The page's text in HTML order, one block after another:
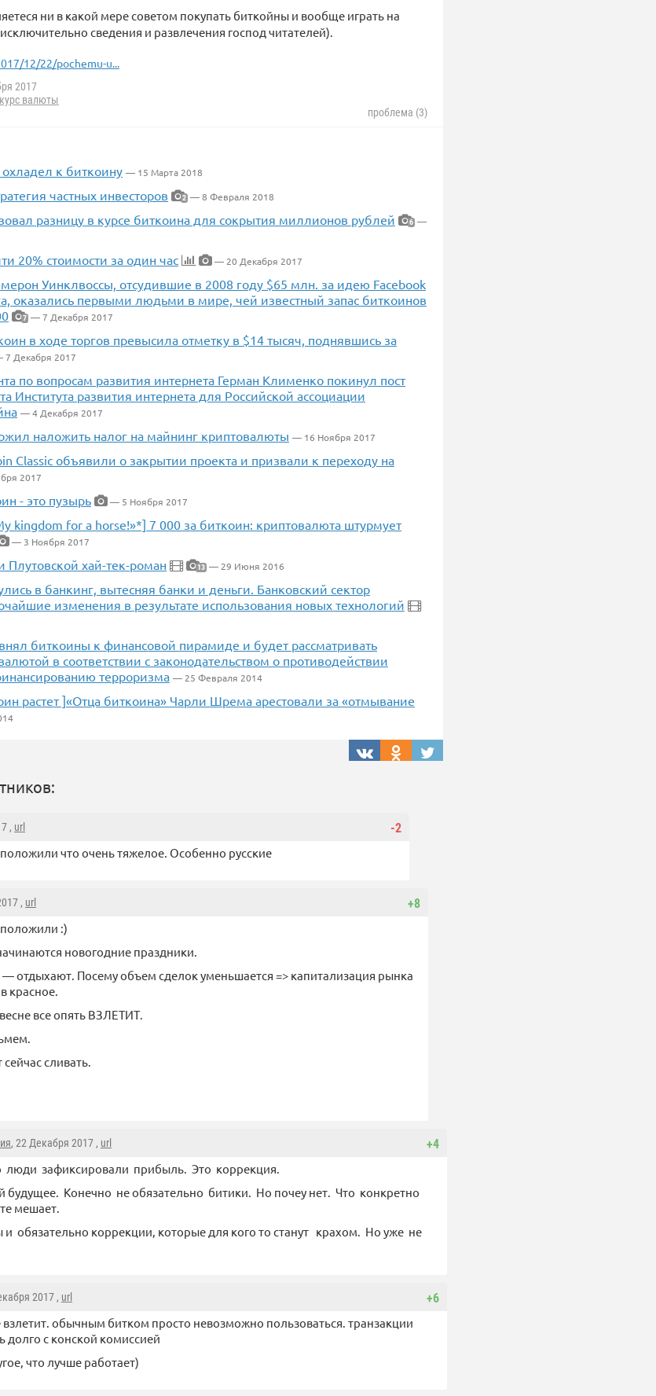
ни в какой мере советом покупать биткойны и вообще играть на
сведения и развлечения господ читателей).
12/22/pochemu-u...
2017
курс валюты
проблема (3)
к биткоину — 15 Марта 2018
частных инвесторов 2 — 8 Февраля 2018
разницу в курсе биткоина для сокрытия миллионов рублей 6 —
20% стоимости за один час
— 20 Декабря 2017
Уинклвоссы, отсудившие в 2008 году $65 млн. за идею Facebook
оказались первыми людьми в мире, чей известный запас биткоинов
7 — 7 Декабря 2017
в ходе торгов превысила отметку в $14 тысяч, поднявшись за
7 Декабря 2017
по вопросам развития интернета Герман Клименко покинул пост
Института развития интернета для Российской ассоциации
— 4 Декабря 2017
наложить налог на майнинг криптовалюты — 16 Ноября 2017
Classic объявили о закрытии проекта и призвали к переходу на
2017
- это пузырь
— 5 Ноября 2017
kingdom for a horse!»*] 7 000 за биткоин: криптовалюта штурмует
— 3 Ноября 2017
Плутовской хай-тек-роман 13 — 29 Июня 2016
в банкинг, вытесняя банки и деньги. Банковский сектор
изменения в результате использования новых технологий
биткоины к финансовой пирамиде и будет рассматривать
в соответствии с законодательством о противодействии
терроризма — 25 Февраля 2014
растет ]«Отца биткоина» Чарли Шрема арестовали за «отмывание
-2
, url
что очень тяжелое. Особенно русские
+8
, url
:)
новогодние праздники.
отдыхают. Посему объем сделок уменьшается => капитализация рынка
красное.
все опять ВЗЛЕТИТ.
сливать.
+4
, 22 Декабря 2017 , url
люди зафиксировали прибыль. Это коррекция.
будущее. Конечно не обязательно битики. Но почеу нет. Что конкретно
мешает.
и обязательно коррекции, которые для кого то станут крахом. Но уже не
+6
2017 , url
взлетит. обычным битком просто невозможно пользоваться. транзакции
долго с конской комиссией
что лучше работает)